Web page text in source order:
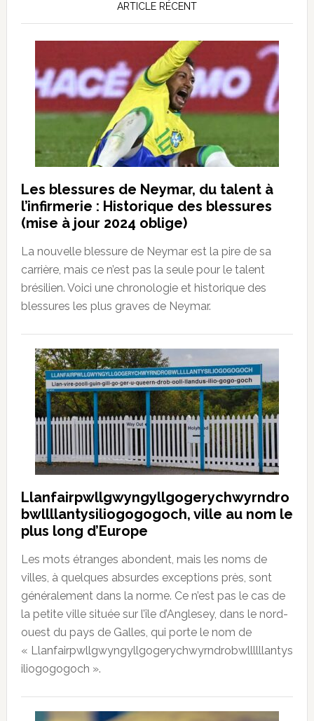
ARTICLE RÉCENT
Les blessures de Neymar, du talent à
l’infirmerie : Historique des blessures
(mise à jour 2024 oblige)
La nouvelle blessure de Neymar est la pire de sa
carrière, mais ce n’est pas la seule pour le talent
brésilien. Voici une chronologie et historique des
blessures les plus graves de Neymar.
Llanfairpwllgwyngyllgogerychwyrndro
bwllllantysiliogogogoch, ville au nom le
plus long d’Europe
Les mots étranges abondent, mais les noms de
villes, à quelques absurdes exceptions près, sont
généralement dans la norme. Ce n’est pas le cas de
la petite ville située sur l’île d’Anglesey, dans le nord-
ouest du pays de Galles, qui porte le nom de
« Llanfairpwllgwyngyllgogerychwyrndrobwllllllantys
iliogogogoch ».